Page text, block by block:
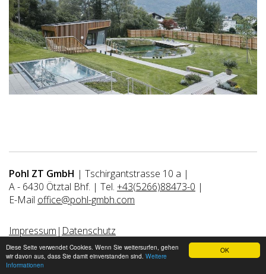
OK
Diese Seite verwendet Cookies. Wenn Sie weitersurfen, gehen
wir davon aus, dass Sie damit einverstanden sind. Weitere
Informationen
Pohl ZT GmbH | Tschirgantstrasse 10 a |
A - 6430 Ötztal Bhf. | Tel. +43(5266)88473-0 |
E-Mail office@pohl-gmbh.com
Impressum | Datenschutz